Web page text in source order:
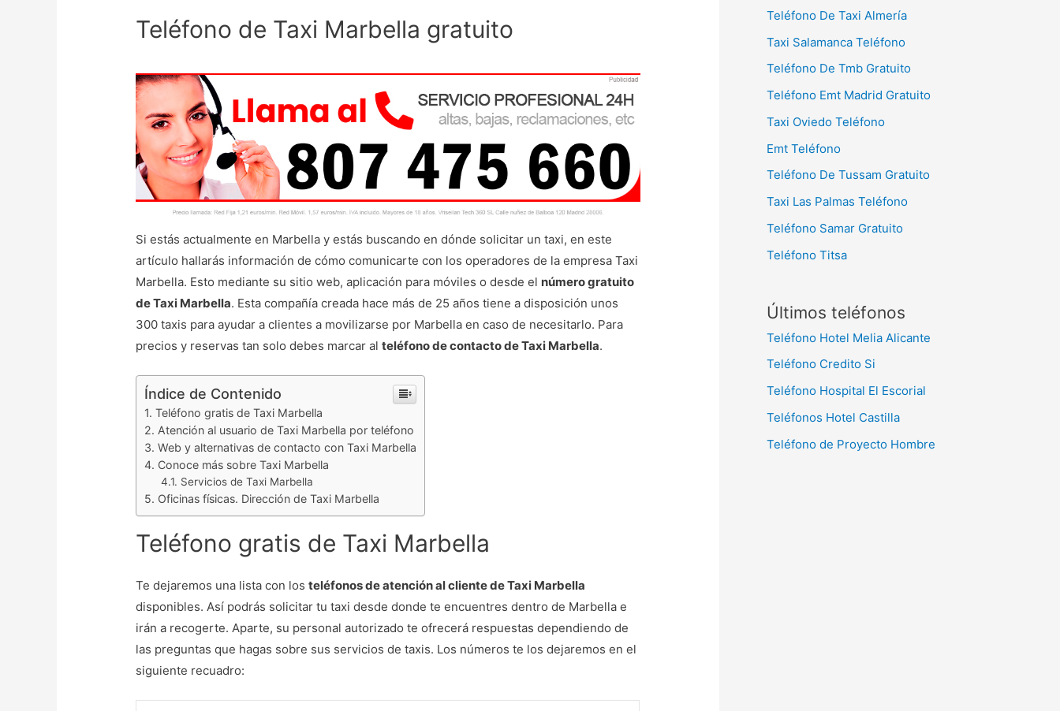
Teléfono de Taxi Marbella gratuito
Si estás actualmente en Marbella y estás buscando en dónde solicitar un taxi, en este
artículo hallarás información de cómo comunicarte con los operadores de la empresa Taxi
Marbella. Esto mediante su sitio web, aplicación para móviles o desde el número gratuito
de Taxi Marbella. Esta compañía creada hace más de 25 años tiene a disposición unos
300 taxis para ayudar a clientes a movilizarse por Marbella en caso de necesitarlo. Para
precios y reservas tan solo debes marcar alteléfono de contacto de Taxi Marbella.
Índice de Contenido
Teléfono gratis de Taxi Marbella
Atención al usuario de Taxi Marbella por teléfono
Web y alternativas de contacto con Taxi Marbella
Conoce más sobre Taxi Marbella
Servicios de Taxi Marbella
Oficinas físicas. Dirección de Taxi Marbella
Teléfono gratis de Taxi Marbella
Te dejaremos una lista con losteléfonos de atención al cliente de Taxi Marbella
disponibles. Así podrás solicitar tu taxi desde donde te encuentres dentro de Marbella e
irán a recogerte. Aparte, su personal autorizado te ofrecerá respuestas dependiendo de
las preguntas que hagas sobre sus servicios de taxis. Los números te los dejaremos en el
siguiente recuadro:
Teléfono De Taxi Almería
Taxi Salamanca Teléfono
Teléfono De Tmb Gratuito
Teléfono Emt Madrid Gratuito
Taxi Oviedo Teléfono
Emt Teléfono
Teléfono De Tussam Gratuito
Taxi Las Palmas Teléfono
Teléfono Samar Gratuito
Teléfono Titsa
Últimos teléfonos
Teléfono Hotel Melia Alicante
Teléfono Credito Si
Teléfono Hospital El Escorial
Teléfonos Hotel Castilla
Teléfono de Proyecto Hombre